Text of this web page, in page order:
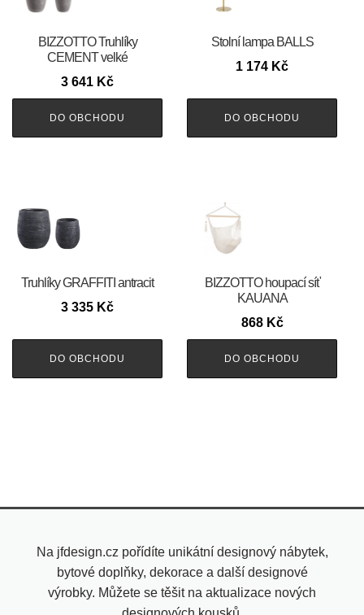
BIZZOTTO Truhlíky
CEMENT velké
3 641 Kč
DO OBCHODU
Stolní lampa BALLS
1 174 Kč
DO OBCHODU
Truhlíky GRAFFITI antracit
3 335 Kč
DO OBCHODU
BIZZOTTO houpací síť
KAUANA
868 Kč
DO OBCHODU
Na jfdesign.cz pořídíte unikátní designový nábytek,
bytové doplňky, dekorace a další designové
výrobky. Můžete se těšit na aktualizace nových